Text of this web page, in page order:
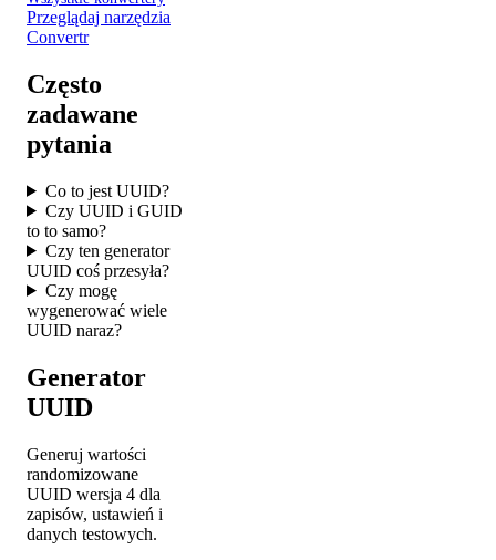
Przeglądaj narzędzia
Convertr
Często
zadawane
pytania
Co to jest UUID?
Czy UUID i GUID
to to samo?
Czy ten generator
UUID coś przesyła?
Czy mogę
wygenerować wiele
UUID naraz?
Generator
UUID
Generuj wartości
randomizowane
UUID wersja 4 dla
zapisów, ustawień i
danych testowych.